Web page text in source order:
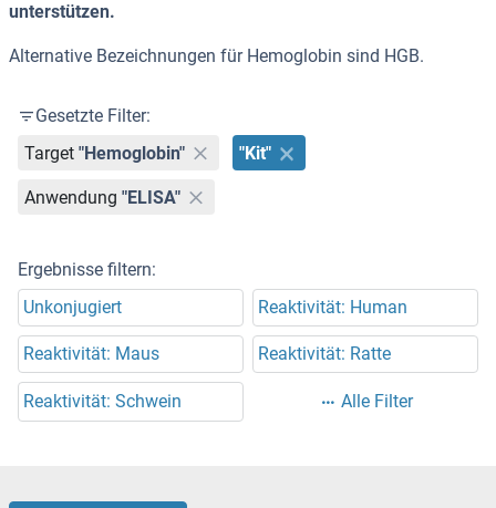
unterstützen.
Alternative Bezeichnungen für Hemoglobin sind HGB.
Gesetzte Filter:
Target "Hemoglobin" "Kit"
Anwendung "ELISA"
Ergebnisse filtern:
Unkonjugiert
Reaktivität: Human
Reaktivität: Maus Reaktivität: Ratte
Reaktivität: Schwein Alle Filter